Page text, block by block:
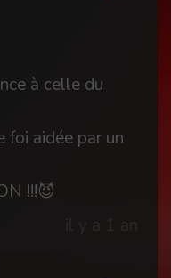
à celle du
foi aidée par un
!!!😈